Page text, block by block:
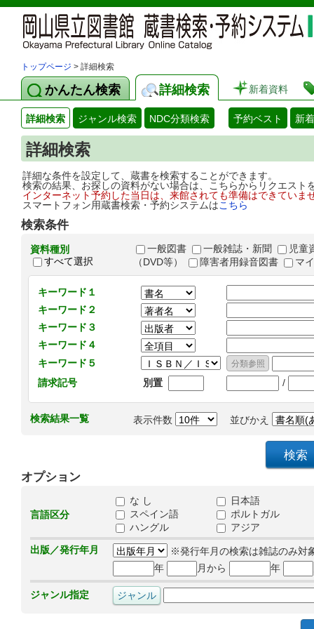
トップページ > 詳細検索
かんたん検索 詳細検索 新着資料
詳細検索 ジャンル検索 NDC分類検索 予約ベスト 新
詳細検索
詳細な条件を設定して、蔵書を検索することができます。
検索の結果、お探しの資料がない場合は、こちらからリクエス
インターネット予約した当日は、来館されても準備はできてい
スマートフォン用蔵書検索・予約システムはこちら
検索条件
資料種別
すべて選択
一般図書 一般雑誌・新聞
児童
（DVD等）
障害者用録音図書 マ
キーワード１
キーワード２
キーワード３
キーワード４
キーワード５
請求記号
別置 /
検索結果一覧 表示件数 並びかえ
オプション
言語区分
な し
日本語
スペイン語
ポルトガル
ハングル
アジア
出版／発行年月
※発行年月の検索は雑誌のみ対
年
月から 年
ジャンル指定